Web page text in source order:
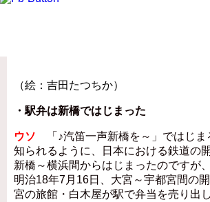
（絵：吉田たつちか）
・駅弁は新橋ではじまった
ウソ
「♪汽笛一声新橋を～」ではじ
知られるように、日本における鉄道の
新橋～横浜間からはじまったのですが
明治18年7月16日、大宮～宇都宮間の
宮の旅館・白木屋が駅で弁当を売り出